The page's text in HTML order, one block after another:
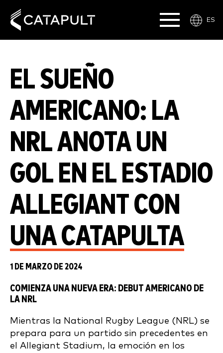
ES
EL SUEÑO
AMERICANO: LA
NRL ANOTA UN
GOL EN EL ESTADIO
ALLEGIANT CON
UNA CATAPULTA
1 DE MARZO DE 2024
COMIENZA UNA NUEVA ERA: DEBUT AMERICANO DE
LA NRL
Mientras la National Rugby League (NRL) se
prepara para un partido sin precedentes en
el Allegiant Stadium, la emoción en los